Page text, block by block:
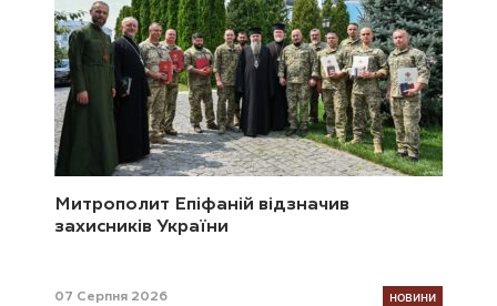
Митрополит Епіфаній відзначив
захисників України
07 Серпня 2026 НОВИНИ